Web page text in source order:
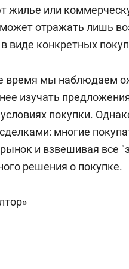
жилье или
отражать лишь
виде конкретных
время мы наблюдаем
изучать
покупки.
многие
и взвешивая все
решения о покупке.